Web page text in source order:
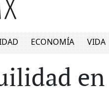
ECONOMÍA VIDA
en